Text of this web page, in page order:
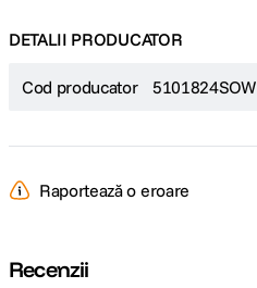
DETALII PRODUCATOR
Cod producator 5101824SOW
Raportează o eroare
Recenzii